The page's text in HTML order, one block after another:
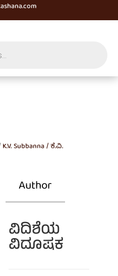
K.V. Subbanna / ಕೆ.ವಿ.
Author
ವಿದಿಶೆಯ
ವಿದೂಷಕ